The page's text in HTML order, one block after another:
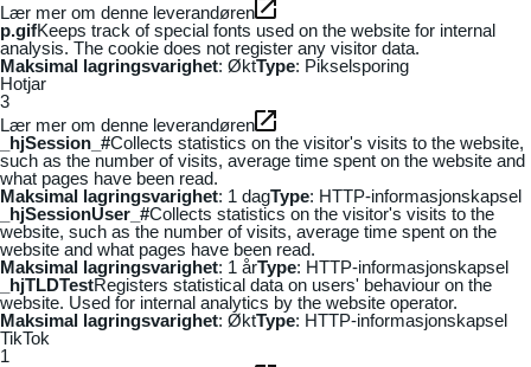
Lær mer om denne leverandøren
p.gifKeeps track of special fonts used on the website for internal
analysis. The cookie does not register any visitor data.
Maksimal lagringsvarighet: ØktType: Pikselsporing
Hotjar
3
Lær mer om denne leverandøren
_hjSession_#Collects statistics on the visitor's visits to the website,
such as the number of visits, average time spent on the website and
what pages have been read.
Maksimal lagringsvarighet: 1 dagType: HTTP-informasjonskapsel
_hjSessionUser_#Collects statistics on the visitor's visits to the
website, such as the number of visits, average time spent on the
website and what pages have been read.
Maksimal lagringsvarighet: 1 årType: HTTP-informasjonskapsel
_hjTLDTestRegisters statistical data on users' behaviour on the
website. Used for internal analytics by the website operator.
Maksimal lagringsvarighet: ØktType: HTTP-informasjonskapsel
TikTok
1